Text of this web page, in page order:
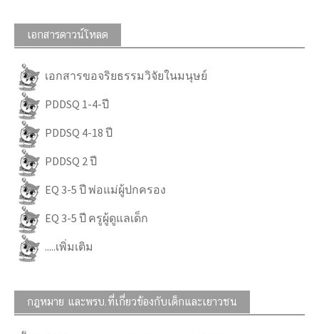
เอกสารดาวน์โหลด
เอกสารขอจริยธรรมวิจัยในมนุษย์
PDDSQ 1-4-ปี
PDDSQ 4-18 ปี
PDDSQ 2 ปี
EQ 3-5 ปี พ่อแม่ผู้ปกครอง
EQ 3-5 ปี ครูผู้ดูแลเด็ก
.....เพิ่มเติม
กฎหมาย และพรบ.ที่เกี่ยวข้องกับเด็กและเยาวชน